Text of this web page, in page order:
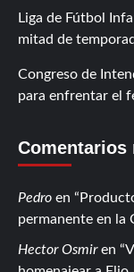
Liga de Fútbol
mitad de
Congreso de
para enfrentar el
Comentarios
Pedro en
permanente en
Hector Osmiren